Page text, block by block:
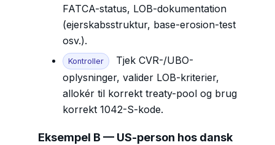
FATCA-status, LOB-dokumentation
(ejerskabsstruktur, base-erosion-test
osv.).
Kontroller
Tjek CVR-/UBO-
oplysninger, valider LOB-kriterier,
allokér til korrekt treaty-pool og brug
korrekt 1042-S-kode.
Eksempel B — US-person hos dansk